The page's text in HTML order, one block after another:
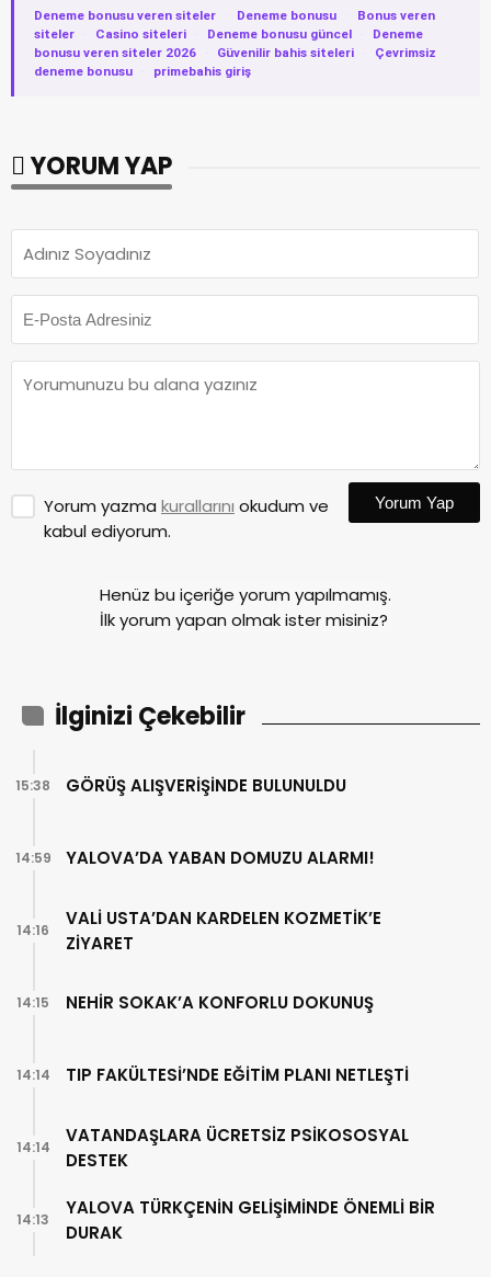
Deneme bonusu veren siteler · Deneme bonusu ·
Bonus veren
siteler
· Casino siteleri · Deneme bonusu güncel ·
Deneme
bonusu veren siteler 2026
· Güvenilir bahis siteleri ·
Çevrimsiz
deneme bonusu
· primebahis giriş
YORUM YAP
Yorum yazma kurallarını okudum ve
kabul ediyorum.
Yorum Yap
Henüz bu içeriğe yorum yapılmamış.
İlk yorum yapan olmak ister misiniz?
İlginizi Çekebilir
GÖRÜŞ ALIŞVERİŞİNDE BULUNULDU
15:38
YALOVA’DA YABAN DOMUZU ALARMI!
14:59
VALİ USTA’DAN KARDELEN KOZMETİK’E
ZİYARET
14:16
NEHİR SOKAK’A KONFORLU DOKUNUŞ
14:15
TIP FAKÜLTESİ’NDE EĞİTİM PLANI NETLEŞTİ
14:14
VATANDAŞLARA ÜCRETSİZ PSİKOSOSYAL
DESTEK
14:14
YALOVA TÜRKÇENİN GELİŞİMİNDE ÖNEMLİ BİR
DURAK
14:13